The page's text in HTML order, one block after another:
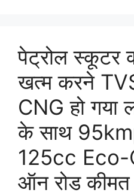
पेट्रोल स्कूटर
खत्म करने
CNG हो गया
के साथ
125cc Eco-
ऑन रोड कीमत